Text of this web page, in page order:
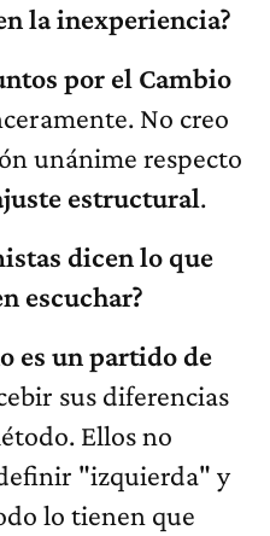
la inexperiencia?
por el Cambio
No creo
unánime respecto
estructural.
dicen lo que
escuchar?
es un partido de
sus diferencias
Ellos no
"izquierda" y
lo tienen que